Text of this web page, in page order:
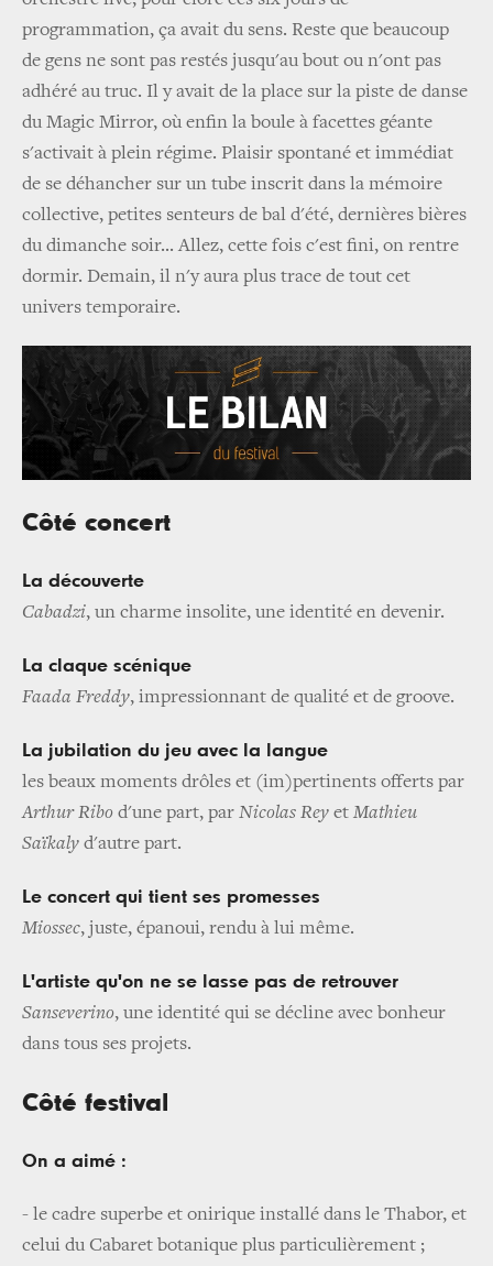
programmation, ça avait du sens. Reste que beaucoup
de gens ne sont pas restés jusqu'au bout ou n'ont pas
adhéré au truc. Il y avait de la place sur la piste de danse
du Magic Mirror, où enfin la boule à facettes géante
s'activait à plein régime. Plaisir spontané et immédiat
de se déhancher sur un tube inscrit dans la mémoire
collective, petites senteurs de bal d'été, dernières bières
du dimanche soir... Allez, cette fois c'est fini, on rentre
dormir. Demain, il n'y aura plus trace de tout cet
univers temporaire.
Côté concert
La découverte
Cabadzi, un charme insolite, une identité en devenir.
La claque scénique
Faada Freddy, impressionnant de qualité et de groove.
La jubilation du jeu avec la langue
les beaux moments drôles et (im)pertinents offerts par
Arthur Ribo d'une part, par Nicolas Rey et Mathieu
Saïkaly d'autre part.
Le concert qui tient ses promesses
Miossec, juste, épanoui, rendu à lui même.
L'artiste qu'on ne se lasse pas de retrouver
Sanseverino, une identité qui se décline avec bonheur
dans tous ses projets.
Côté festival
On a aimé :
- le cadre superbe et onirique installé dans le Thabor, et
celui du Cabaret botanique plus particulièrement ;